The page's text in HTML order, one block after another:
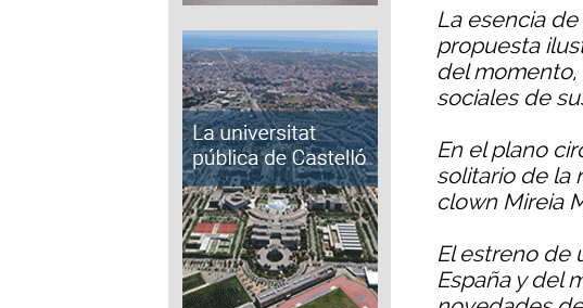
La esencia
propuesta
del momento,
sociales de
En el plano
solitario de la
clown Mireia
El estreno de
España y del